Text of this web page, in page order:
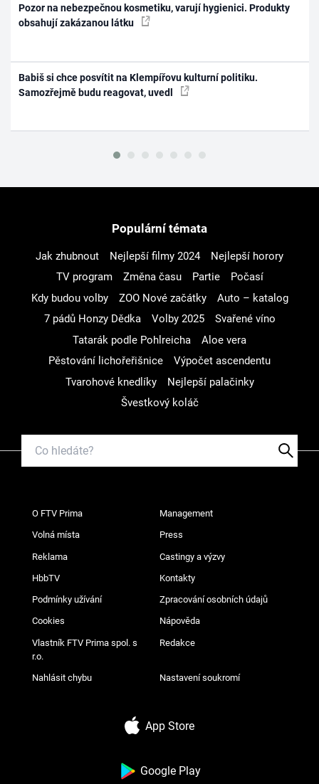
Pozor na nebezpečnou kosmetiku, varují hygienici. Produkty
obsahují zakázanou látku
Babiš si chce posvítit na Klempířovu kulturní politiku.
Samozřejmě budu reagovat, uvedl
Populární témata
Jak zhubnout Nejlepší filmy 2024
Nejlepší horory
TV program
Změna času Partie
Počasí
Kdy budou volby
ZOO Nové začátky
Auto – katalog
7 pádů Honzy Dědka
Volby 2025
Svařené víno
Tatarák podle Pohlreicha
Aloe vera
Pěstování lichořeřišnice
Výpočet ascendentu
Tvarohové knedlíky
Nejlepší palačinky
Švestkový koláč
O FTV Prima Management
Volná místa Press
Reklama Castingy a výzvy
HbbTV Kontakty
Podmínky užívání Zpracování osobních údajů
Cookies Nápověda
Vlastník FTV Prima spol. s
r.o.
Redakce
Nahlásit chybu Nastavení soukromí
App Store
Google Play